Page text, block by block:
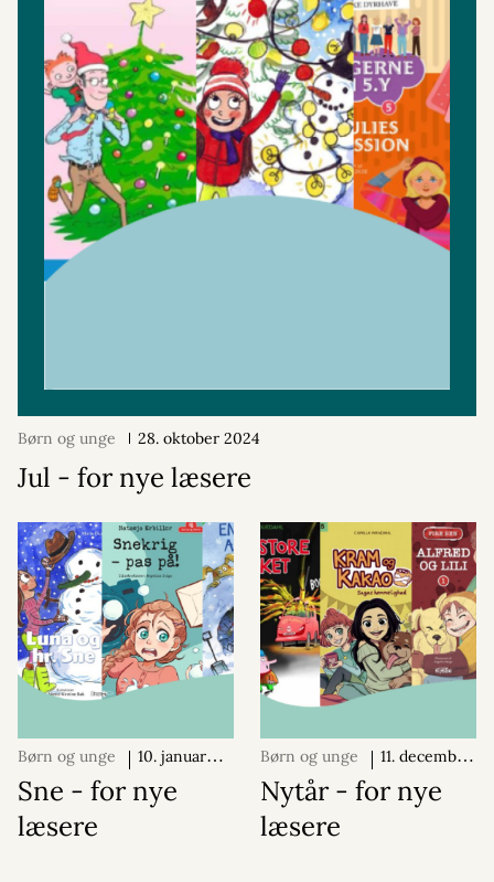
Børn og unge 28. oktober 2024
Jul - for nye læsere
Børn og unge
10. januar
2024
Sne - for nye
læsere
Børn og unge
11. december
2023
Nytår - for nye
læsere